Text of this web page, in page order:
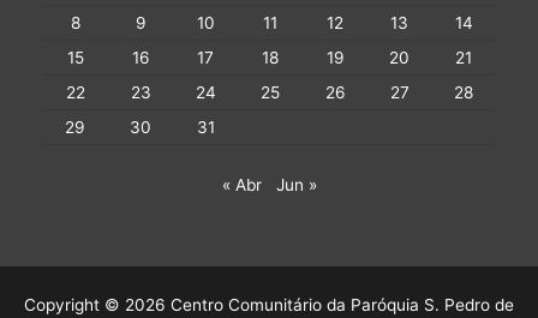
8
9 10 11 12 13
14
15
16 17 18 19 20
21
22
23 24 25 26 27
28
29
30 31
« Abr Jun »
Copyright © 2026 Centro Comunitário da Paróquia S. Pedro de